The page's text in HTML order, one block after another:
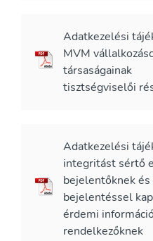
Adatkezelési
MVM
társaságainak
tisztségviselői
Adatkezelési
integritást sértő
bejelentőknek és
bejelentéssel
érdemi
rendelkezőknek